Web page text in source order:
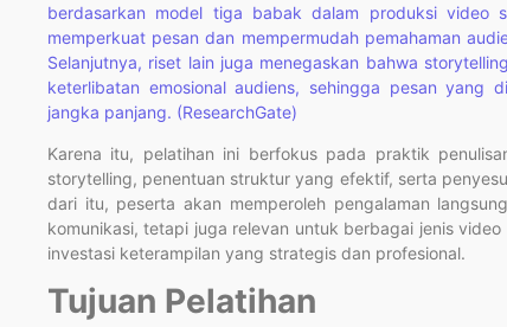
berdasarkan model tiga babak dalam produksi video
memperkuat pesan dan mempermudah pemahaman
Selanjutnya, riset lain juga menegaskan bahwa
keterlibatan emosional audiens, sehingga pesan yang
jangka panjang. (ResearchGate)
Karena itu, pelatihan ini berfokus pada praktik
storytelling, penentuan struktur yang efektif, serta
dari itu, peserta akan memperoleh pengalaman
komunikasi, tetapi juga relevan untuk berbagai jenis
investasi keterampilan yang strategis dan profesional.
Tujuan Pelatihan